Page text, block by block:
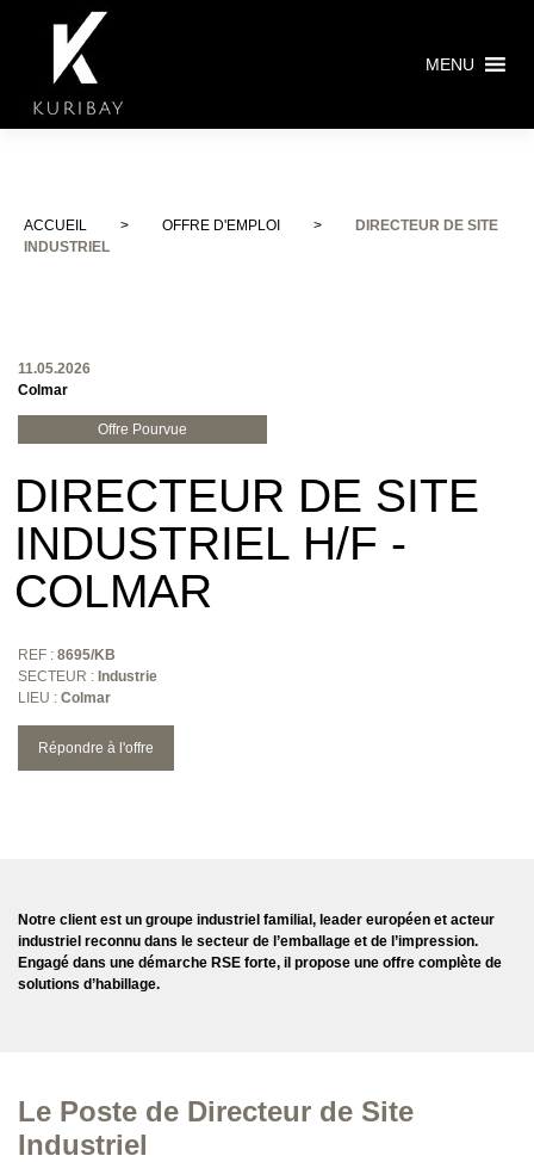
MENU
ACCUEIL > OFFRE D'EMPLOI >
DIRECTEUR DE SITE
INDUSTRIEL
11.05.2026
Colmar
Offre Pourvue
DIRECTEUR DE SITE
INDUSTRIEL H/F -
COLMAR
REF : 8695/KB
SECTEUR : Industrie
LIEU : Colmar
Répondre à l'offre
Notre client est un groupe industriel familial, leader européen et acteur
industriel reconnu dans le secteur de l’emballage et de l’impression.
Engagé dans une démarche RSE forte, il propose une offre complète de
solutions d’habillage.
Le Poste de Directeur de Site
Industriel